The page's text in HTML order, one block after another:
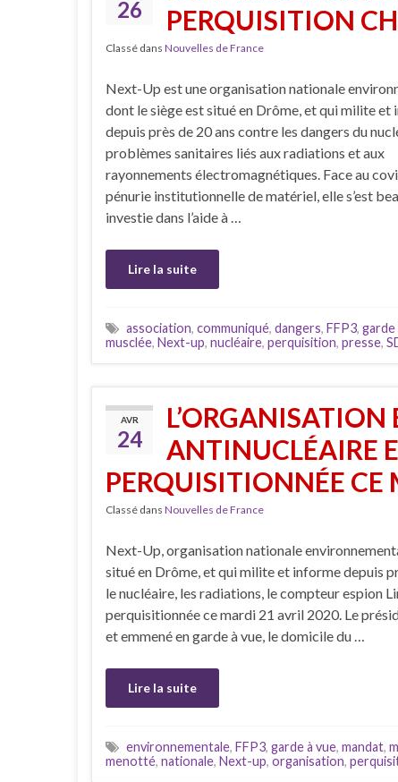
26
PERQUISITION
Classé dans Nouvelles de France
Next-Up est une organisation nationale
dont le siège est situé en Drôme, et qui milite et
depuis près de 20 ans contre les dangers du
problèmes sanitaires liés aux radiations et aux
rayonnements électromagnétiques. Face au
pénurie institutionnelle de matériel, elle s’est
investie dans l’aide à …
Lire la suite
association, communiqué, dangers, FFP3, garde
musclée, Next-up, nucléaire, perquisition, presse,
AVR
24
ANTINUCLÉAIRE
PERQUISITIONNÉE
Classé dans Nouvelles de France
Next-Up, organisation nationale
situé en Drôme, et qui milite et informe depuis
le nucléaire, les radiations, le compteur espion
perquisitionnée ce mardi 21 avril 2020. Le
et emmené en garde à vue, le domicile du …
Lire la suite
environnementale, FFP3, garde à vue, mandat,
menotté, nationale, Next-up, organisation,